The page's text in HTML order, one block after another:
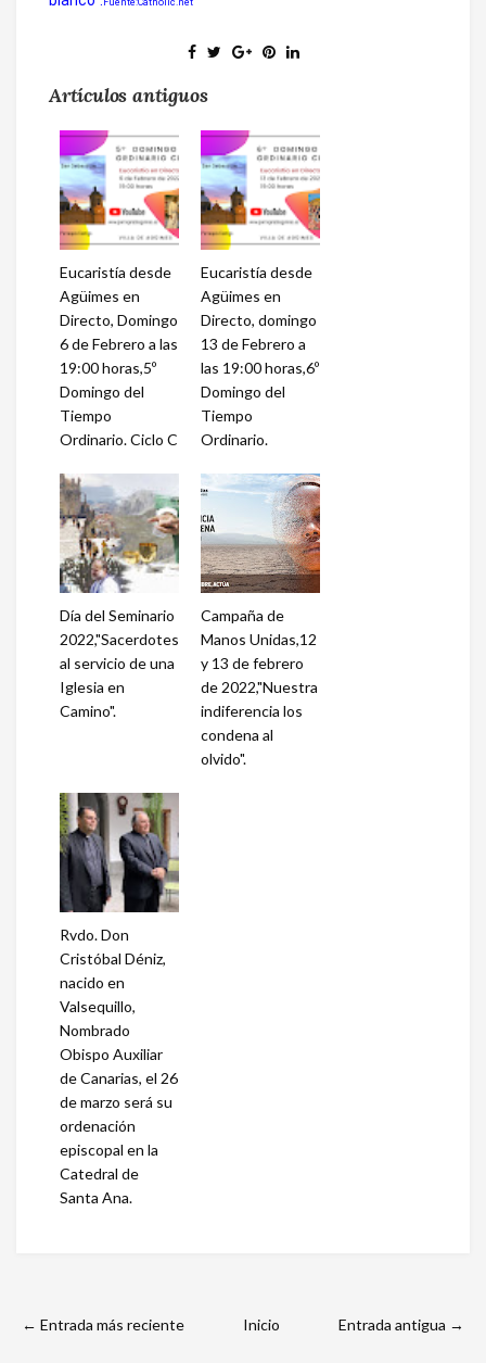
Fuente:Catholic.net
Artículos antiguos
Eucaristía desde
Agüimes en
Directo, Domingo
6 de Febrero a las
19:00 horas,5º
Domingo del
Tiempo
Ordinario. Ciclo C
Eucaristía desde
Agüimes en
Directo, domingo
13 de Febrero a
las 19:00 horas,6º
Domingo del
Tiempo
Ordinario.
Día del Seminario
2022,"Sacerdotes
al servicio de una
Iglesia en
Camino".
Campaña de
Manos Unidas,12
y 13 de febrero
de 2022,"Nuestra
indiferencia los
condena al
olvido".
Rvdo. Don
Cristóbal Déniz,
nacido en
Valsequillo,
Nombrado
Obispo Auxiliar
de Canarias, el 26
de marzo será su
ordenación
episcopal en la
Catedral de
Santa Ana.
← Entrada más reciente Entrada antigua →
Inicio